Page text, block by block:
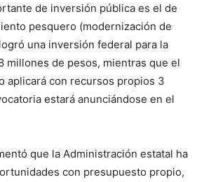
de inversión pública es el de
pesquero (modernización de
una inversión federal para la
millones de pesos, mientras que el
aplicará con recursos propios 3
estará anunciándose en el
que la Administración estatal ha
con presupuesto propio,